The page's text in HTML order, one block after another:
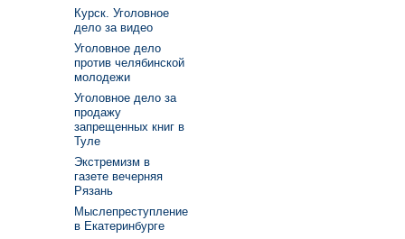
Курск. Уголовное
дело за видео
Уголовное дело
против челябинской
молодежи
Уголовное дело за
продажу
запрещенных книг в
Туле
Экстремизм в
газете вечерняя
Рязань
Мыслепреступление
в Екатеринбурге